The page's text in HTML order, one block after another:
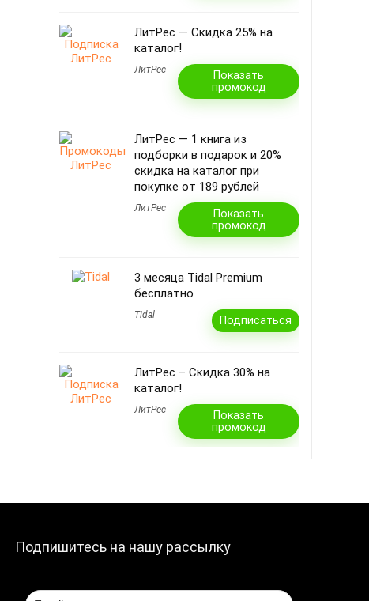
ЛитРес — Скидка 25% на
каталог!
ЛитРес
Показать
промокод
ЛитРес — 1 книга из
подборки в подарок и 20%
скидка на каталог при
покупке от 189 рублей
ЛитРес
Показать
промокод
3 месяца Tidal Premium
бесплатно
Tidal Подписаться
ЛитРес – Скидка 30% на
каталог!
ЛитРес
Показать
промокод
Подпишитесь на нашу рассылку